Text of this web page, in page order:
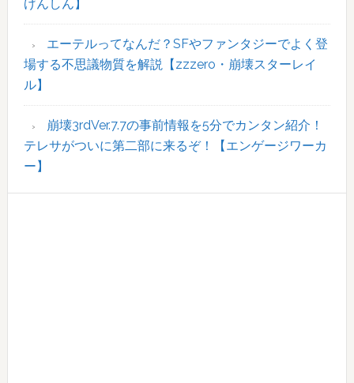
げんしん】
エーテルってなんだ？SFやファンタジーでよく登
場する不思議物質を解説【zzzero・崩壊スターレイ
ル】
崩壊3rdVer.7.7の事前情報を5分でカンタン紹介！
テレサがついに第二部に来るぞ！【エンゲージワーカ
ー】